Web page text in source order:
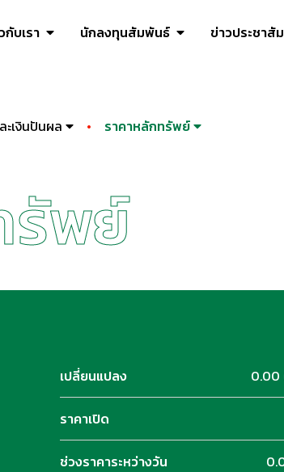
กับเรา นักลงทุนสัมพันธ์ ข่าวประชาสั
เงินปันผล ราคาหลักทรัพย์
พย์
เปลี่ยนแปลง 0.00
ราคาเปิด
ช่วงราคาระหว่างวัน